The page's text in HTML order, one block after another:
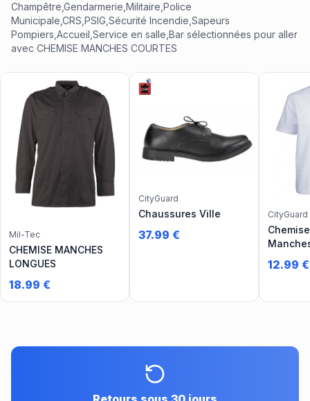
Champêtre,Gendarmerie,Militaire,Police
Municipale,CRS,PSIG,Sécurité Incendie,Sapeurs
Pompiers,Accueil,Service en salle,Bar sélectionnées pour aller
avec CHEMISE MANCHES COURTES
Mil-Tec
CHEMISE MANCHES
LONGUES
18.99 €
CityGuard
Chaussures Ville
37.99 €
CityGuard
12.99 €